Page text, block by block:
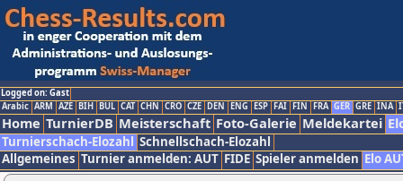
Logged on: Gast
Arabic ARM AZE BIH BUL CAT CHN CRO CZE DEN ENG ESP FAI FIN FRA GER GRE INA
Home TurnierDB Meisterschaft Foto-Galerie Meldekartei
Turnierschach-Elozahl Schnellschach-Elozahl
Allgemeines Turnier anmelden: AUT FIDE Spieler anmelden Elo